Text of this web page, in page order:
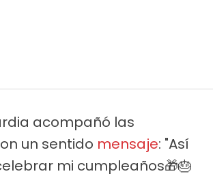
acompañó las
un sentido mensaje: "Así
mi cumpleaños🎁🎂